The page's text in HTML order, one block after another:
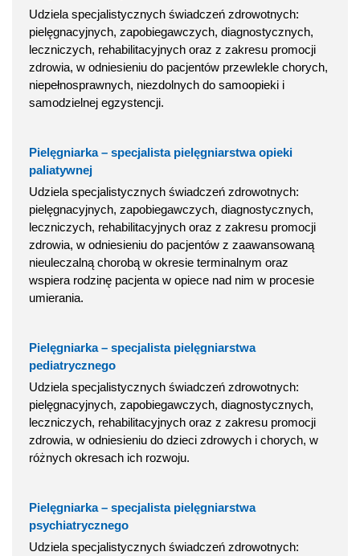
Udziela specjalistycznych świadczeń zdrowotnych:
pielęgnacyjnych, zapobiegawczych, diagnostycznych,
leczniczych, rehabilitacyjnych oraz z zakresu promocji
zdrowia, w odniesieniu do pacjentów przewlekle chorych,
niepełnosprawnych, niezdolnych do samoopieki i
samodzielnej egzystencji.
Pielęgniarka – specjalista pielęgniarstwa opieki
paliatywnej
Udziela specjalistycznych świadczeń zdrowotnych:
pielęgnacyjnych, zapobiegawczych, diagnostycznych,
leczniczych, rehabilitacyjnych oraz z zakresu promocji
zdrowia, w odniesieniu do pacjentów z zaawansowaną
nieuleczalną chorobą w okresie terminalnym oraz
wspiera rodzinę pacjenta w opiece nad nim w procesie
umierania.
Pielęgniarka – specjalista pielęgniarstwa
pediatrycznego
Udziela specjalistycznych świadczeń zdrowotnych:
pielęgnacyjnych, zapobiegawczych, diagnostycznych,
leczniczych, rehabilitacyjnych oraz z zakresu promocji
zdrowia, w odniesieniu do dzieci zdrowych i chorych, w
różnych okresach ich rozwoju.
Pielęgniarka – specjalista pielęgniarstwa
psychiatrycznego
Udziela specjalistycznych świadczeń zdrowotnych: